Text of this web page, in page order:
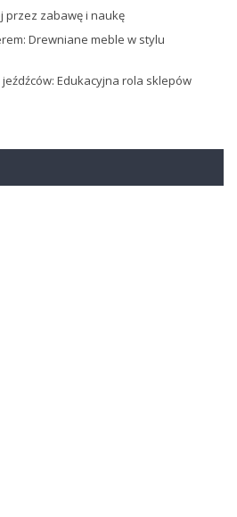
przez zabawę i naukę
Drewniane meble w stylu
Edukacyjna rola sklepów